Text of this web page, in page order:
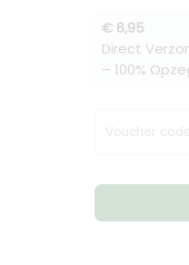
€ 6,95
Direct
– 100%
Voucher